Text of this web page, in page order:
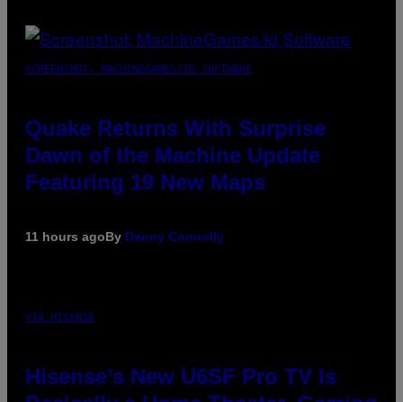
SCREENSHOT: MACHINEGAMES/ID SOFTWARE
Quake Returns With Surprise
Dawn of the Machine Update
Featuring 19 New Maps
11 hours agoBy Denny Connolly
VIA HISENSE
Hisense’s New U6SF Pro TV Is